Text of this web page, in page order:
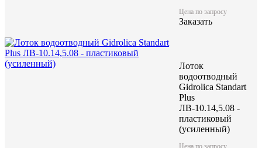
Цена по запросу
Заказать
Лоток
водоотводный
Gidrolica Standart
Plus
ЛВ-10.14,5.08 -
пластиковый
(усиленный)
Цена по запросу